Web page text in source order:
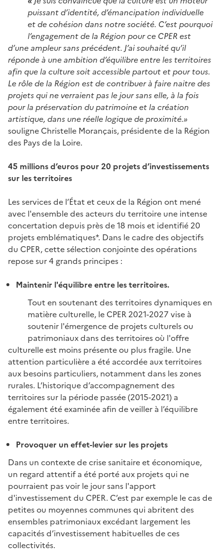
puissant d’identité, d’émancipation individuelle
et de cohésion dans notre société. C’est pourquoi
l’engagement de la Région pour ce CPER est
d’une ampleur sans précédent. J’ai souhaité qu’il
réponde à une ambition d’équilibre entre les territoires
afin que la culture soit accessible partout et pour tous.
Le rôle de la Région est de contribuer à faire naitre des
projets qui ne verraient pas le jour sans elle, à la fois
pour la préservation du patrimoine et la création
artistique, dans une réelle logique de proximité.»
souligne Christelle Morançais, présidente de la Région
des Pays de la Loire.
45 millions d’euros pour 20 projets d’investissements
sur les territoires
Les services de l’État et ceux de la Région ont mené
avec l'ensemble des acteurs du territoire une intense
concertation depuis près de 18 mois et identifié 20
projets emblématiques*. Dans le cadre des objectifs
du CPER, cette sélection conjointe des opérations
repose sur 4 grands principes :
Maintenir l'équilibre entre les territoires.
Tout en soutenant des territoires dynamiques en
matière culturelle, le CPER 2021-2027 vise à
soutenir l'émergence de projets culturels ou
patrimoniaux dans des territoires où l'offre
culturelle est moins présente ou plus fragile. Une
attention particulière a été accordée aux territoires
aux besoins particuliers, notamment dans les zones
rurales. L’historique d’accompagnement des
territoires sur la période passée (2015-2021) a
également été examinée afin de veiller à l’équilibre
entre territoires.
Provoquer un effet-levier sur les projets
Dans un contexte de crise sanitaire et économique,
un regard attentif a été porté aux projets qui ne
pourraient pas voir le jour sans l'apport
d'investissement du CPER. C’est par exemple le cas de
petites ou moyennes communes qui abritent des
ensembles patrimoniaux excédant largement les
capacités d’investissement habituelles de ces
collectivités.